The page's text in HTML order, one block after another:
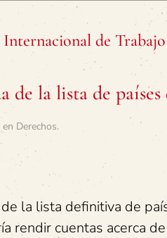
de Trabajo
de la lista de
Derechos.
la lista definitiva de
rendir cuentas acerca